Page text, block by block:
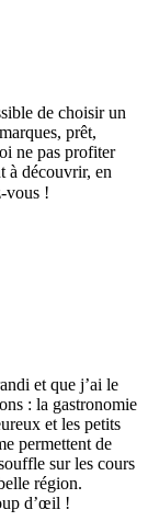
de choisir un
prêt,
ne pas profiter
à découvrir, en
vous !
et que j’ai le
: la gastronomie
et les petits
permettent de
sur les cours
région.
d’œil !